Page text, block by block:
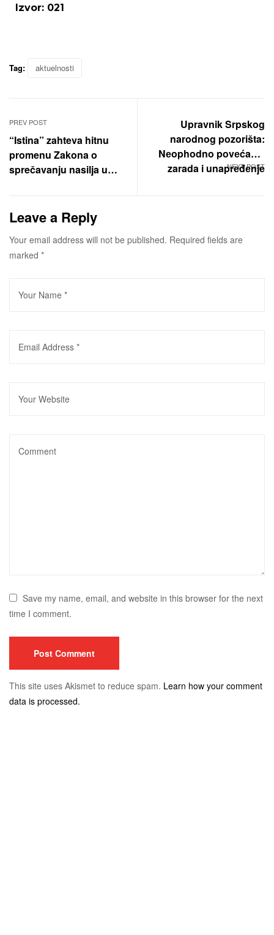
Izvor: 021
Tag: aktuelnosti
PREV POST
“Istina” zahteva hitnu
promenu Zakona o
sprečavanju nasilja u
NEXT POST
Upravnik Srpskog
narodnog pozorišta:
Nеophodno povеćanjе
zarada i unaprеđеnjе
Leave a Reply
Your email address will not be published. Required fields are
marked *
Save my name, email, and website in this browser for the next
time I comment.
This site uses Akismet to reduce spam. Learn how your comment
data is processed.